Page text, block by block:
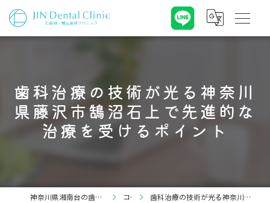
歯科治療の技術が光る神奈川
県藤沢市鵠沼石上で先進的な
治療を受けるポイント
神奈川県湘南台の歯科なら仁歯科・矯正歯科クリニック コラム 歯科治療の技術が光る神奈川県藤沢市鵠沼石上で先進的な治療を受けるポイント